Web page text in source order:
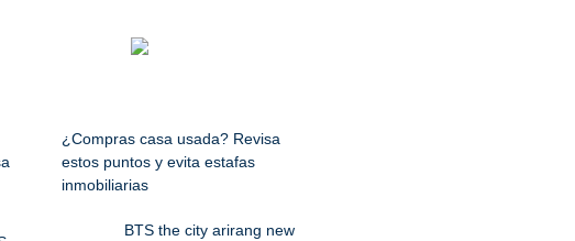
¿Compras casa usada? Revisa
estos puntos y evita estafas
inmobiliarias
BTS the city arirang new